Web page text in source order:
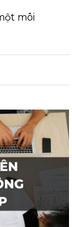
môi